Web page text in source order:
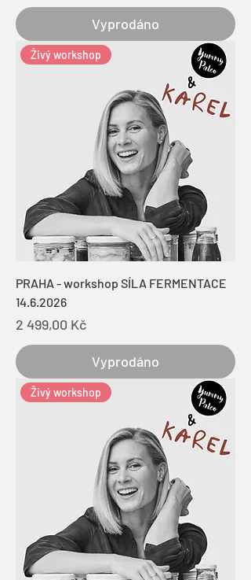
Vyprodáno
Živý workshop
PRAHA - workshop SÍLA FERMENTACE
14.6.2026
Cena
2 499,00 Kč
Vyprodáno
Živý workshop